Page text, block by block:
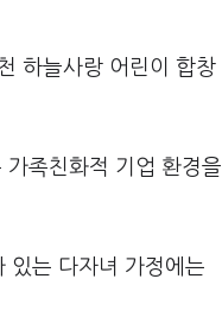
하늘사랑 어린이 합창
가족친화적 기업 환경을
있는 다자녀 가정에는